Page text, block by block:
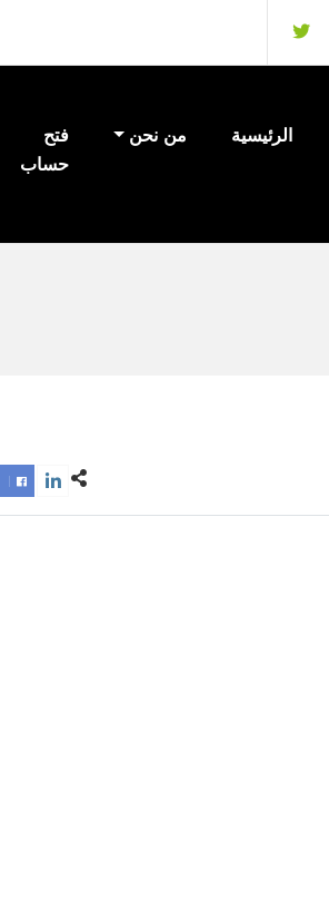
الرئيسية من نحن
فتح
حساب